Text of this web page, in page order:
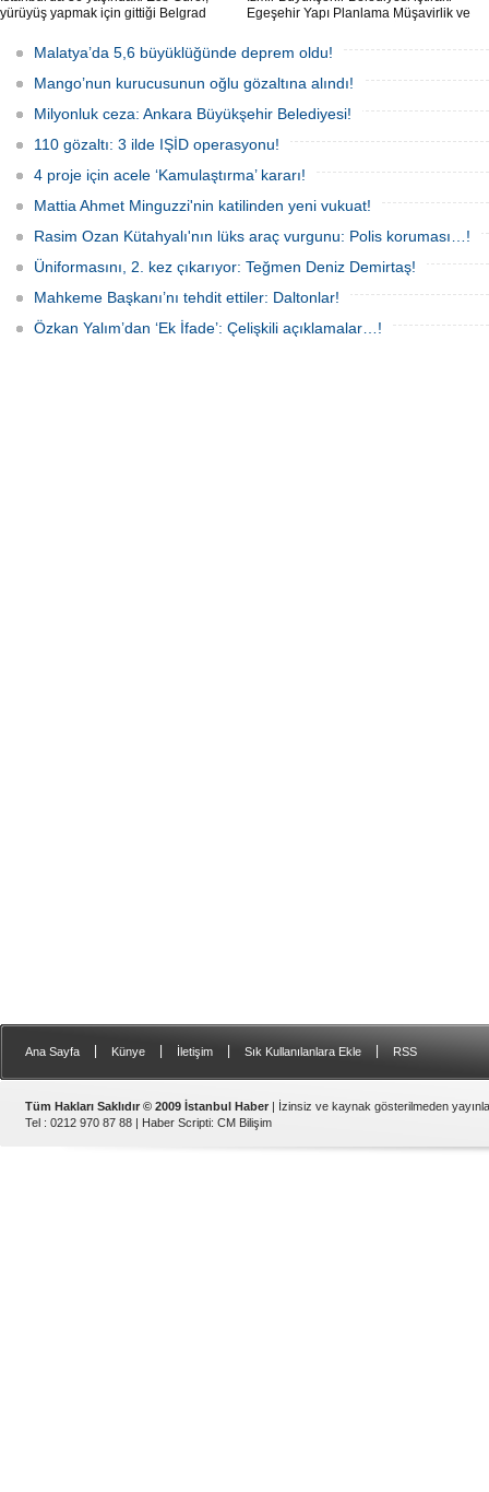
yürüyüş yapmak için gittiği Belgrad
karıştı. 4 gün sonra sağ bulunan ancak
kaldırıldığı hastanede hayatını
kaybeden Ece'nin ölümüyle ilgili
soruşturma tamamlanırken, dikkat
çeken detaylar yer aldı.
Egeşehir Yapı Planlama Müşavirlik ve
karıştırma' operasyonu düzenlendi. 4
şüpheliden 3'ü; Jandarma ekipleri
tarafınca gözaltına alındı.
Malatya’da 5,6 büyüklüğünde deprem oldu!
Mango’nun kurucusunun oğlu gözaltına alındı!
Milyonluk ceza: Ankara Büyükşehir Belediyesi!
110 gözaltı: 3 ilde IŞİD operasyonu!
4 proje için acele ‘Kamulaştırma’ kararı!
Mattia Ahmet Minguzzi'nin katilinden yeni vukuat!
Rasim Ozan Kütahyalı'nın lüks araç vurgunu: Polis koruması…!
Üniformasını, 2. kez çıkarıyor: Teğmen Deniz Demirtaş!
Mahkeme Başkanı’nı tehdit ettiler: Daltonlar!
Özkan Yalım’dan ‘Ek İfade’: Çelişkili açıklamalar…!
Ana Sayfa Künye İletişim Sık Kullanılanlara Ekle RSS
Tüm Hakları Saklıdır © 2009 İstanbul Haber | İzinsiz ve kaynak gösterilmeden
Tel : 0212 970 87 88 | Haber Scripti: CM Bilişim